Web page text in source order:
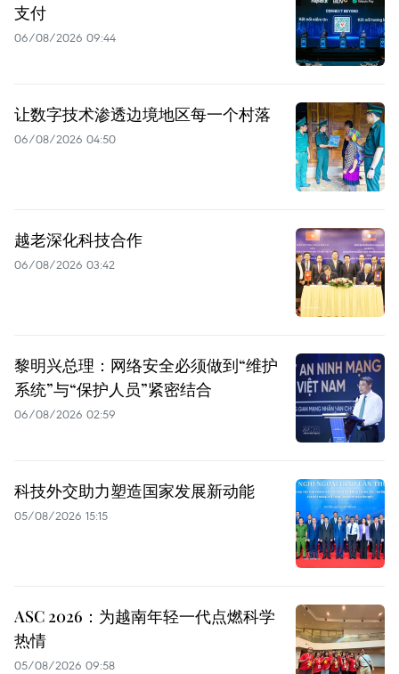
支付
06/08/2026 09:44
让数字技术渗透边境地区每一个村落
06/08/2026 04:50
越老深化科技合作
06/08/2026 03:42
黎明兴总理：网络安全必须做到“维护
系统”与“保护人员”紧密结合
06/08/2026 02:59
科技外交助力塑造国家发展新动能
05/08/2026 15:15
ASC 2026：为越南年轻一代点燃科学
热情
05/08/2026 09:58